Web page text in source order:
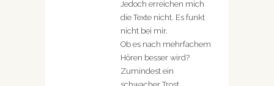
Jedoch erreichen mich
die Texte nicht. Es funkt
nicht bei mir.
Ob es nach mehrfachem
Hören besser wird?
Zumindest ein